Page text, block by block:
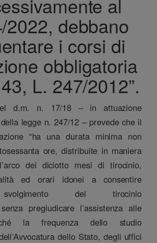
al
2022, debbano
i corsi di
obbligatoria
L. 247/2012”.
d.m. n. 17/18 – in attuazione
legge n. 247/12 – prevede che il
“ha una durata minima non
ore, distribuite in maniera
dei diciotto mesi di tirocinio,
ed orari idonei a consentire
svolgimento del tirocinio
pregiudicare l’assistenza alle
la frequenza dello studio
dello Stato, degli uffici